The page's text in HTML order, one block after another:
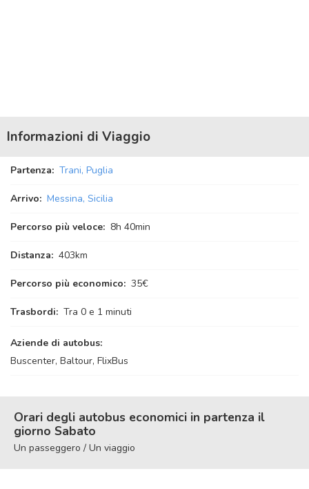
Informazioni di Viaggio
Partenza: Trani, Puglia
Arrivo: Messina, Sicilia
Percorso più veloce: 8h 40min
Distanza: 403km
Percorso più economico: 35€
Trasbordi: Tra 0 e 1 minuti
Aziende di autobus:
Buscenter, Baltour, FlixBus
Orari degli autobus economici in partenza il
giorno Sabato
Un passeggero / Un viaggio